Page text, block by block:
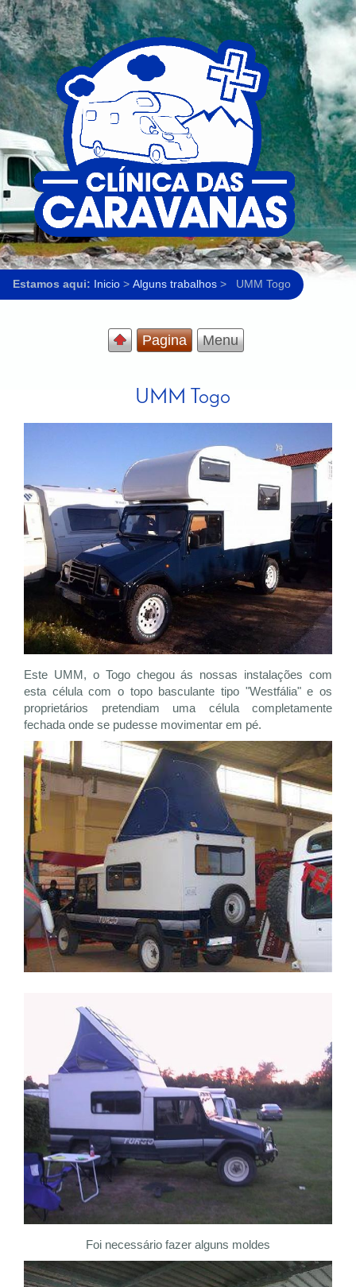
Estamos aqui: Inicio > Alguns trabalhos > UMM Togo
Pagina Menu
UMM Togo
Este UMM, o Togo chegou ás nossas instalações com
esta célula com o topo basculante tipo "Westfália" e os
proprietários pretendiam uma célula completamente
fechada onde se pudesse movimentar em pé.
Foi necessário fazer alguns moldes